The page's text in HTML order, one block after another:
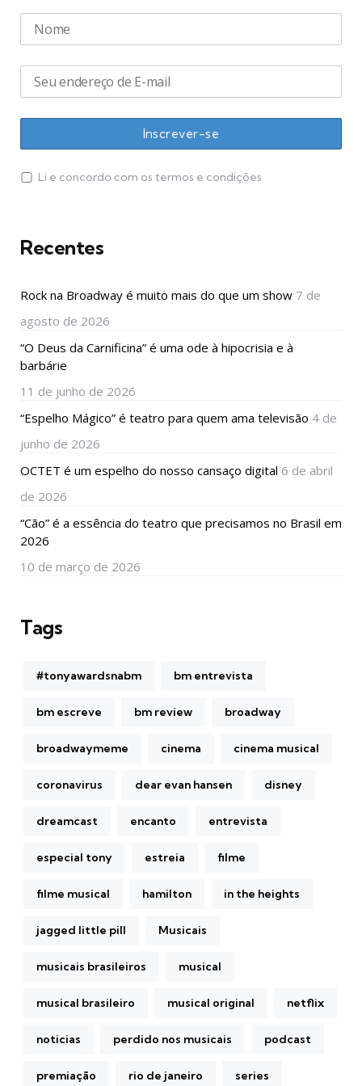
Li e concordo com os termos e condições
Recentes
Rock na Broadway é muito mais do que um show 7 de
agosto de 2026
“O Deus da Carnificina” é uma ode à hipocrisia e à
barbárie
11 de junho de 2026
“Espelho Mágico” é teatro para quem ama televisão 4 de
junho de 2026
OCTET é um espelho do nosso cansaço digital 6 de abril
de 2026
“Cão” é a essência do teatro que precisamos no Brasil em
2026
10 de março de 2026
Tags
#tonyawardsnabm bm entrevista
bm escreve bm review broadway
broadwaymeme cinema cinema musical
coronavirus dear evan hansen disney
dreamcast encanto entrevista
especial tony estreia filme
filme musical hamilton in the heights
jagged little pill Musicais
musicais brasileiros musical
musical brasileiro musical original netflix
noticias perdido nos musicais podcast
premiação rio de janeiro series